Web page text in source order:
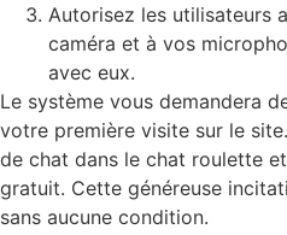
Autorisez les utilisateurs
caméra et à vos
avec eux.
Le système vous demandera
votre première visite sur le
de chat dans le chat roulette
gratuit. Cette généreuse
sans aucune condition.